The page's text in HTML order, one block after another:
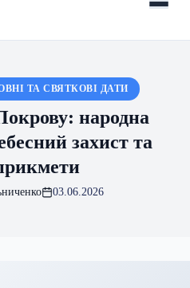
Menu
ТА СВЯТКОВІ ДАТИ
народна
захист та
03.06.2026